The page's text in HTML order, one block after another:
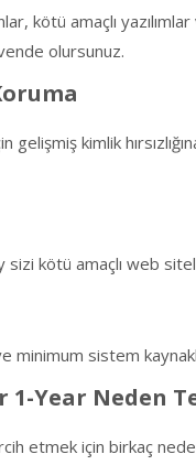
kötü amaçlı
olursunuz.
kimlik
kötü amaçlı web
minimum sistem
1-Year Neden
etmek için birkaç